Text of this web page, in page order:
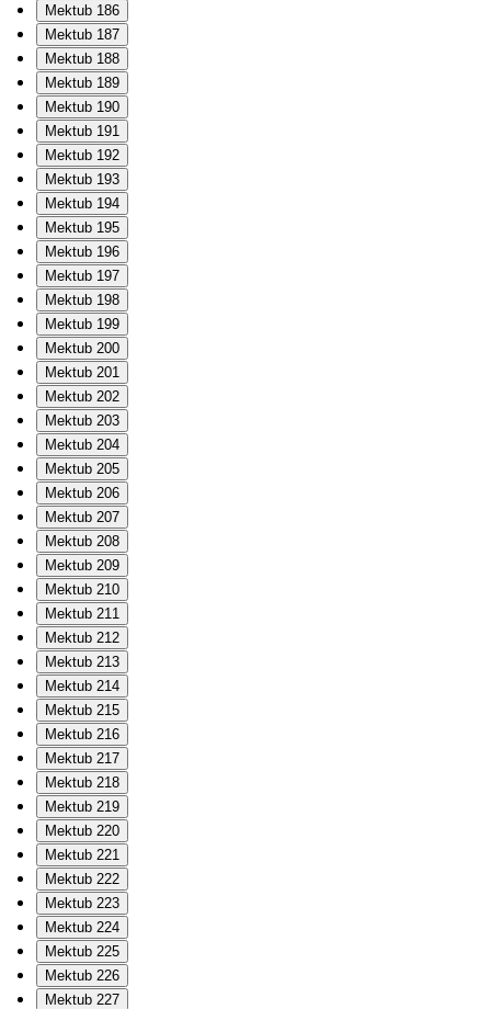
Mektub 186
Mektub 187
Mektub 188
Mektub 189
Mektub 190
Mektub 191
Mektub 192
Mektub 193
Mektub 194
Mektub 195
Mektub 196
Mektub 197
Mektub 198
Mektub 199
Mektub 200
Mektub 201
Mektub 202
Mektub 203
Mektub 204
Mektub 205
Mektub 206
Mektub 207
Mektub 208
Mektub 209
Mektub 210
Mektub 211
Mektub 212
Mektub 213
Mektub 214
Mektub 215
Mektub 216
Mektub 217
Mektub 218
Mektub 219
Mektub 220
Mektub 221
Mektub 222
Mektub 223
Mektub 224
Mektub 225
Mektub 226
Mektub 227